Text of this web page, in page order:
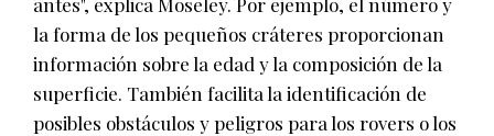
la forma de los pequeños cráteres proporcionan
información sobre la edad y la composición de la
superficie. También facilita la identificación de
posibles obstáculos y peligros para los rovers o los